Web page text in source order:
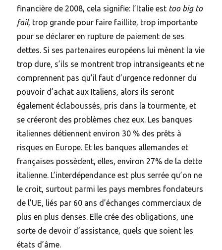
financière de 2008, cela signifie: l’Italie est too big to
fail, trop grande pour faire faillite, trop importante
pour se déclarer en rupture de paiement de ses
dettes. Si ses partenaires européens lui mènent la vie
trop dure, s’ils se montrent trop intransigeants et ne
comprennent pas qu’il faut d’urgence redonner du
pouvoir d’achat aux Italiens, alors ils seront
également éclaboussés, pris dans la tourmente, et
se créeront des problèmes chez eux. Les banques
italiennes détiennent environ 30 % des prêts à
risques en Europe. Et les banques allemandes et
françaises possèdent, elles, environ 27% de la dette
italienne. L’interdépendance est plus serrée qu’on ne
le croit, surtout parmi les pays membres fondateurs
de l’UE, liés par 60 ans d’échanges commerciaux de
plus en plus denses. Elle crée des obligations, une
sorte de devoir d’assistance, quels que soient les
états d’âme.